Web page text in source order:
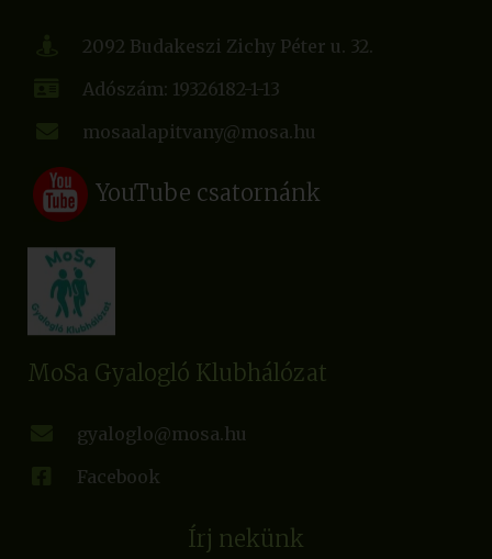
2092 Budakeszi Zichy Péter u. 32.
Adószám: 19326182-1-13
mosaalapitvany@mosa.hu
YouTube csatornánk
MoSa Gyalogló Klubhálózat
gyaloglo@mosa.hu
Facebook
Írj nekünk